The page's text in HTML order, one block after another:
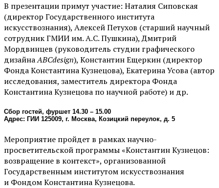
В презентации примут участие: Наталия Сиповская
(директор Государственного института
искусствознания), Алексей Петухов (старший научный
сотрудник ГМИИ им. А.С. Пушкина), Дмитрий
Мордвинцев (руководитель студии графического
дизайнаABCdesign), Константин Ещеркин (директор
Фонда Константина Кузнецова), Екатерина Усова (автор
исследования, заместитель директора Фонда
Константина Кузнецова по научной работе) и др.
Сбор гостей, фуршет 14.30 – 15.00
Адрес: ГИИ 125009, г. Москва, Козицкий переулок, д. 5
Мероприятие пройдет в рамках научно-
просветительской программы «Константин Кузнецов:
возвращение в контекст», организованной
Государственным институтом искусствознания
и Фондом Константина Кузнецова.